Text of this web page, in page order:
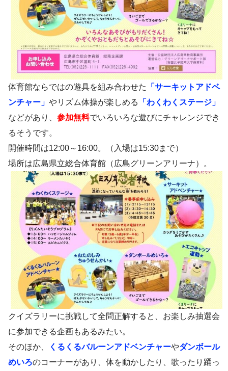
体育館ならではの遊具を組み合わせた
「サーキットアドベ
ンチャー」 やリズム体操が楽しめる
「わくわくステージ」
などがあり、 参加無料でいろいろな遊びにチャレンジでき
るそうです。
開催時間は12:00～16:00。（入場は15:30まで）
場所は広島県立総合体育館（広島グリーンアリーナ）。
クイズラリーに挑戦して全問正解すると、お楽しみ抽選会
に参加できる企画もあるみたい。
そのほか、
くるくるバルーンアドベンチャーやダンボール
めいろのコーナーがあり、体を動かしたり、歌ったり踊っ